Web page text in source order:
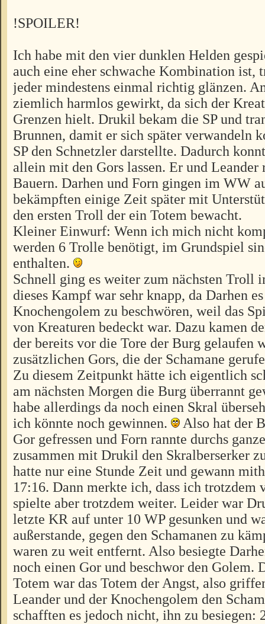
!SPOILER!
Ich habe mit den vier dunklen Helden
auch eine eher schwache Kombination ist,
jeder mindestens einmal richtig glänzen.
ziemlich harmlos gewirkt, da sich der
Grenzen hielt. Drukil bekam die SP und
Brunnen, damit er sich später verwandeln
SP den Schnetzler darstellte. Dadurch
allein mit den Gors lassen. Er und Leander
Bauern. Darhen und Forn gingen im WW
bekämpften einige Zeit später mit
den ersten Troll der ein Totem bewacht.
Kleiner Einwurf: Wenn ich mich nicht
werden 6 Trolle benötigt, im Grundspiel
enthalten.
Schnell ging es weiter zum nächsten Troll
dieses Kampf war sehr knapp, da Darhen
Knochengolem zu beschwören, weil das
von Kreaturen bedeckt war. Dazu kamen
der bereits vor die Tore der Burg gelaufen
zusätzlichen Gors, die der Schamane
Zu diesem Zeitpunkt hätte ich eigentlich
am nächsten Morgen die Burg überrannt
habe allerdings da noch einen Skral
ich könnte noch gewinnen.
Also hat der
Gor gefressen und Forn rannte durchs
zusammen mit Drukil den Skralberserker
hatte nur eine Stunde Zeit und gewann
17:16. Dann merkte ich, dass ich trotzdem
spielte aber trotzdem weiter. Leider war
letzte KR auf unter 10 WP gesunken und
außerstande, gegen den Schamanen zu
waren zu weit entfernt. Also besiegte
noch einen Gor und beschwor den Golem.
Totem war das Totem der Angst, also
Leander und der Knochengolem den
schafften es jedoch nicht, ihn zu besiegen: